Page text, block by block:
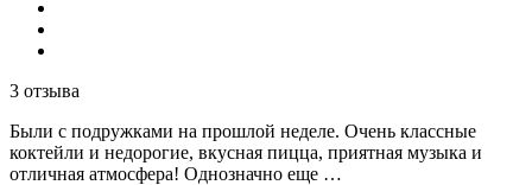
3 отзыва
Были с подружками на прошлой неделе. Очень классные
коктейли и недорогие, вкусная пицца, приятная музыка и
отличная атмосфера! Однозначно еще …